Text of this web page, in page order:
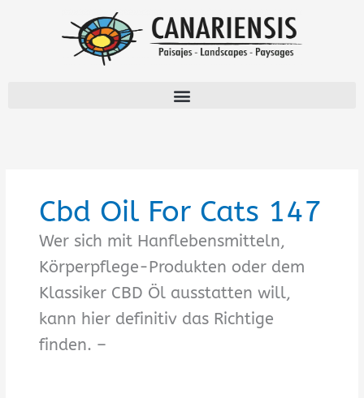
Cbd Oil For Cats 147
Wer sich mit Hanflebensmitteln,
Körperpflege-Produkten oder dem
Klassiker CBD Öl ausstatten will,
kann hier definitiv das Richtige
finden. –